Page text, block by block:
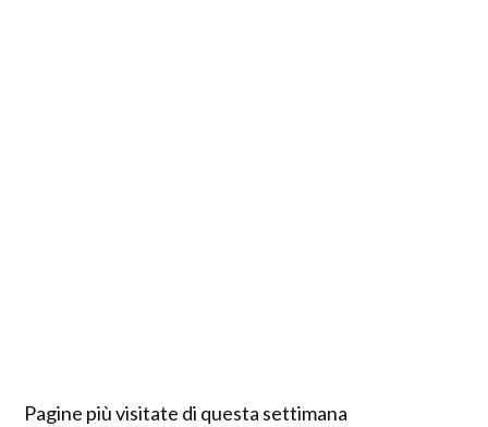
Pagine più visitate di questa settimana